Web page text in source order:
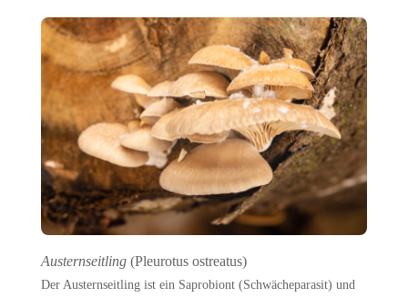
Austernseitling (Pleurotus ostreatus)
Der Austernseitling ist ein Saprobiont (Schwächeparasit) und